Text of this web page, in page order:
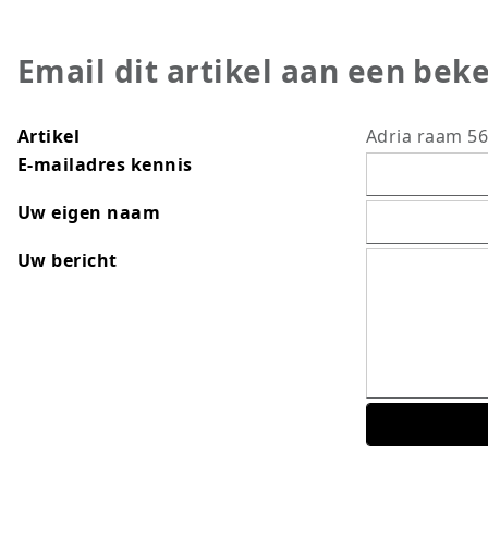
Email dit artikel aan een
Artikel
Adria raam
E-mailadres kennis
Uw eigen naam
Uw bericht